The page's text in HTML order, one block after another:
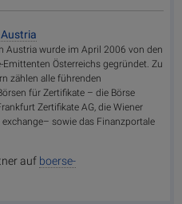
Austria wurde im April 2006 von den
Österreichs gegründet. Zu
zählen alle führenden
für Zertifikate – die Börse
Zertifikate AG, die Wiener
exchange– sowie das Finanzportale
auf boerse-